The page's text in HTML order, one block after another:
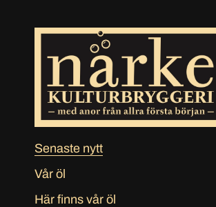
Senaste nytt
Vår öl
Här finns vår öl